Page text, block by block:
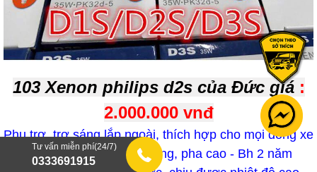
103 Xenon philips d2s của Đức giá :
2.000.000 vnđ
Phụ trợ, trợ sáng lắp ngoài, thích hợp cho mọi dòng xe
Ánh sáng có mạnh và rộng, pha cao - Bh 2 năm
Tư vấn miễn phí(24/7)
0333691915